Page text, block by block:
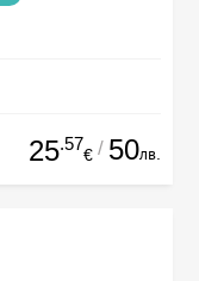
25.57
€ / 50лв.